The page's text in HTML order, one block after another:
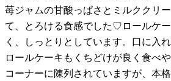
苺ジャムの甘酸っぱさとミルククリ
て、とろける食感でした♡ロールケ
く、しっとりとしています。口に入
ロールケーキもくちどけが良く食べ
コーナーに陳列されていますが、本